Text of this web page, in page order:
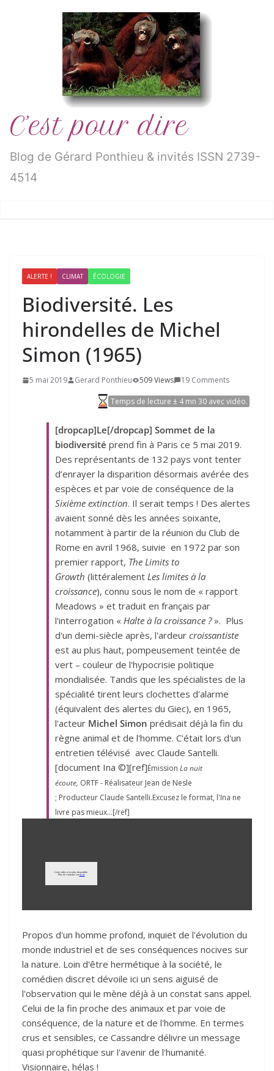
C’est pour dire
Blog de Gérard Ponthieu & invités ISSN 2739-
4514
ALERTE ! CLIMAT ÉCOLOGIE
Biodiversité. Les
hirondelles de Michel
Simon (1965)
5 mai 2019 Gerard Ponthieu 509 Views 19 Comments
Temps de lecture ± 4 mn 30 avec vidéo.
[dropcap]Le[/dropcap] Sommet de la
biodiversité prend fin à Paris ce 5 mai 2019.
Des représentants de 132 pays vont tenter
d’enrayer la disparition désormais avérée des
espèces et par voie de conséquence de la
Sixième extinction. Il serait temps ! Des alertes
avaient sonné dès les années soixante,
notamment à partir de la réunion du Club de
Rome en avril 1968, suivie en 1972 par son
premier rapport, The Limits to
Growth (littéralement Les limites à la
croissance), connu sous le nom de « rapport
Meadows » et traduit en français par
l'interrogation « Halte à la croissance ?». Plus
d'un demi-siècle après, l'ardeur croissantiste
est au plus haut, pompeusement teintée de
vert – couleur de l'hypocrisie politique
mondialisée. Tandis que les spécialistes de la
spécialité tirent leurs clochettes d'alarme
(équivalent des alertes du Giec), en 1965,
l'acteur Michel Simon prédisait déjà la fin du
règne animal et de l'homme. C'était lors d'un
entretien télévisé avec Claude Santelli.
[document Ina ©][ref]Émission La nuit
écoute, ORTF- Réalisateur Jean de Nesle
; Producteur Claude Santelli.Excusez le format, l'Ina ne
livre pas mieux…[/ref]
Propos d'un homme profond, inquiet de l'évolution du
monde industriel et de ses conséquences nocives sur
la nature. Loin d'être hermétique à la société, le
comédien discret dévoile ici un sens aiguisé de
l'observation qui le mène déjà à un constat sans appel.
Celui de la fin proche des animaux et par voie de
conséquence, de la nature et de l'homme. En termes
crus et sensibles, ce Cassandre délivre un message
quasi prophétique sur l'avenir de l'humanité.
Visionnaire, hélas !